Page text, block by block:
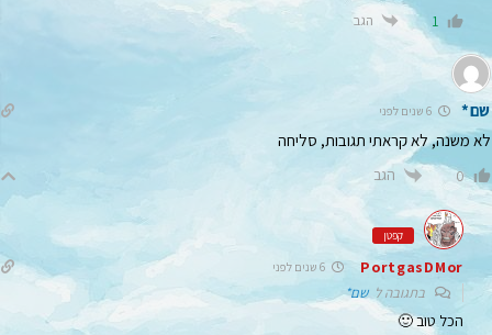
1 הגב
שם* 6 שנים לפני
לא משנה, לא קראתי תגובות, סליחה
0 הגב
קפטן
PortgasDMor
בתגובה לשם*
הכל טוב 🙂